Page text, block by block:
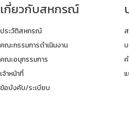
เกี่ยวกับสหกรณ์
ประวัติสหกรณ์
คณะกรรมการดำเนินงาน
คณะอนุกรรมการ
เจ้าหน้าที่
ข้อบังคับ/ระเบียบ